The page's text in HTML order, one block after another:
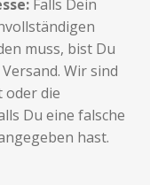
Falls Dein
muss, bist Du
Wir sind
oder die
Du eine falsche
hast.